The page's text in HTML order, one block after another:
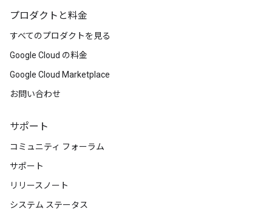
プロダクトと料金
すべてのプロダクトを見る
Google Cloud の料金
Google Cloud Marketplace
お問い合わせ
サポート
コミュニティ フォーラム
サポート
リリースノート
システム ステータス